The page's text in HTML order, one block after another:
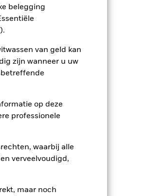
belegging
van geld kan
zijn wanneer u uw
op deze
professionele
waarbij alle
verveelvoudigd,
maar noch
25/okt/2017
Artikel 8
LU1706558340
50.000.000,00
UCITS